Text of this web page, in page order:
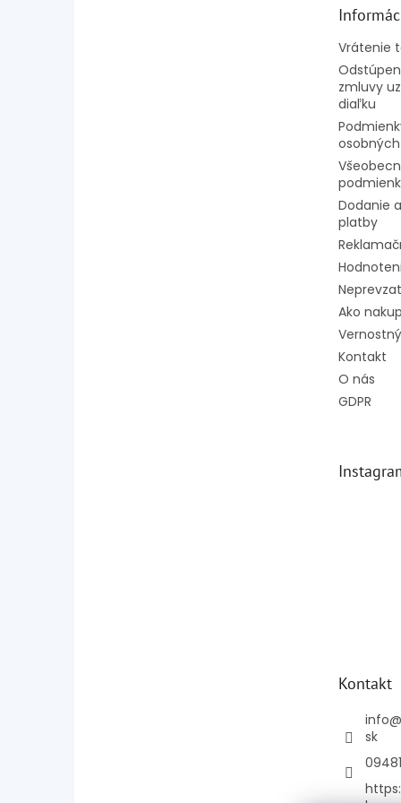
Vrátenie
zmluvy
diaľku
Dodanie
platby
Ako
Kontakt
O nás
GDPR
Kontakt
info@
sk